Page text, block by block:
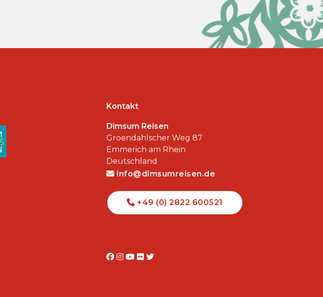
Kontakt
Dimsum Reisen
Groendahlscher Weg 87
Emmerich am Rhein
Deutschland
info@dimsumreisen.de
+49 (0) 2822 600521